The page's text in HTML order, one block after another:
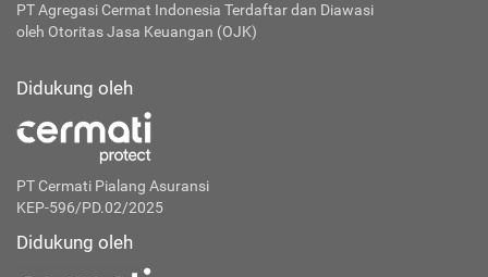
PT Agregasi Cermat Indonesia Terdaftar dan Diawasi
oleh Otoritas Jasa Keuangan (OJK)
Didukung oleh
PT Cermati Pialang Asuransi
KEP-596/PD.02/2025
Didukung oleh